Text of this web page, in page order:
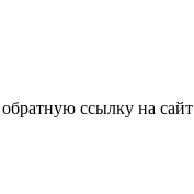
ссылку на сайт